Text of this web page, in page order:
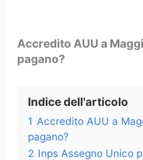
Accredito AUU a
pagano?
Indice dell'articolo
1 Accredito AUU a
pagano?
2 Inps Assegno Unico